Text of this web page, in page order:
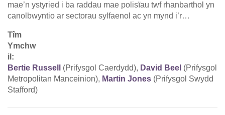
mae’n ystyried i ba raddau mae polisïau twf rhanbarthol yn
canolbwyntio ar sectorau sylfaenol ac yn mynd i’r…
Tîm
Ymchw
il:
Bertie Russell
(Prifysgol Caerdydd), David Beel (Prifysgol
Metropolitan Manceinion), Martin Jones (Prifysgol Swydd
Stafford)